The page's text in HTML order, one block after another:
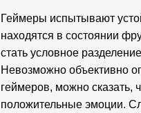
Геймеры испытывают
находятся в состоянии
стать условное
Невозможно объективно
геймеров, можно сказать,
положительные эмоции.